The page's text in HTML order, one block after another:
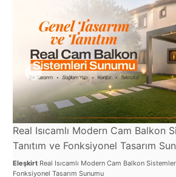
Real Isıcamlı Modern Cam Balkon
Tanıtım ve Fonksiyonel Tasarım
Eleşkirt Real Isıcamlı Modern Cam Balkon
Fonksiyonel Tasarım Sunumu
Sivas
switzerland
Tilburg
Van
Yalova
VAZGEÇ